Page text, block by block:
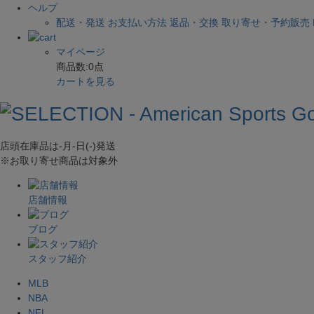
ヘルプ
配送・発送 お支払い方法 返品・交換 取り寄せ・予約販売
マイページ
商品数:0点
カートを見る
店頭在庫品は-月-日(-)発送
※お取り寄せ商品は対象外
店舗情報
ブログ
スタッフ紹介
MLB
NBA